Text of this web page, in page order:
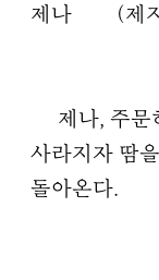
제나 (제
제나, 주문
사라지자 땀
돌아온다.